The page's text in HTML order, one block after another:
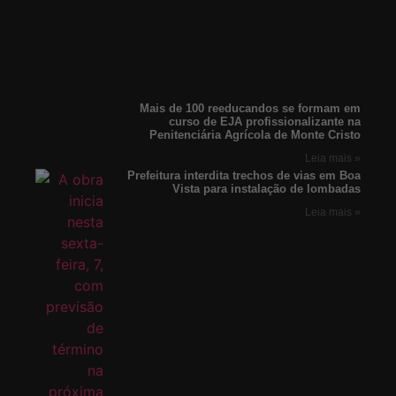
Mais de 100 reeducandos se formam em
curso de EJA profissionalizante na
Penitenciária Agrícola de Monte Cristo
Leia mais »
Prefeitura interdita trechos de vias em Boa
Vista para instalação de lombadas
Leia mais »